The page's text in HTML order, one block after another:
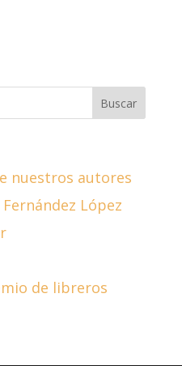
nuestros autores
López
de libreros